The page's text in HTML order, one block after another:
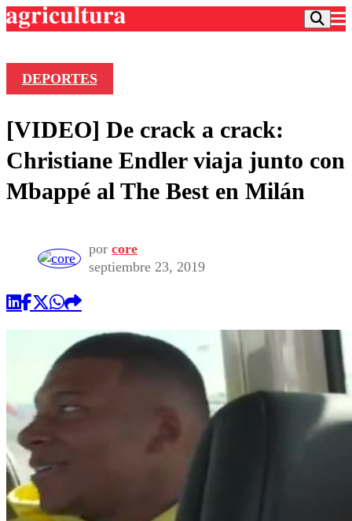
Frecuencias
Agricultura TV
Deportes
Colo Colo
Seleccion Chilena
Torneo Internacional
Universidad de Chile
Entretención
Economía
Internacional
Sustentabilidad
Publicaciones en medios
Opinión
DEPORTES
[VIDEO] De crack a crack:
Christiane Endler viaja junto con
Mbappé al The Best en Milán
por core
septiembre 23, 2019